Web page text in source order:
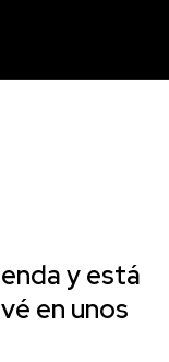
y está
en unos